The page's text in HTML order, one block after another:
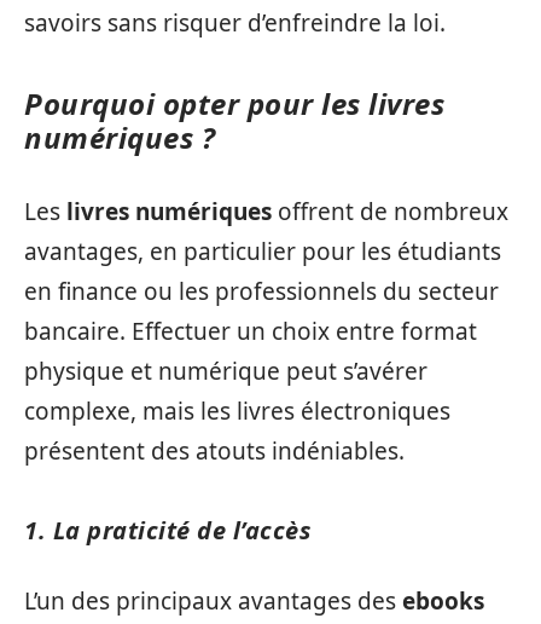
savoirs sans risquer d’enfreindre la loi.
Pourquoi opter pour les livres
numériques ?
Les livres numériques offrent de nombreux
avantages, en particulier pour les étudiants
en finance ou les professionnels du secteur
bancaire. Effectuer un choix entre format
physique et numérique peut s’avérer
complexe, mais les livres électroniques
présentent des atouts indéniables.
1. La praticité de l’accès
L’un des principaux avantages desebooks